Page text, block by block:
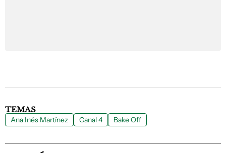
TEMAS
Ana Inés Martínez Canal 4 Bake Off